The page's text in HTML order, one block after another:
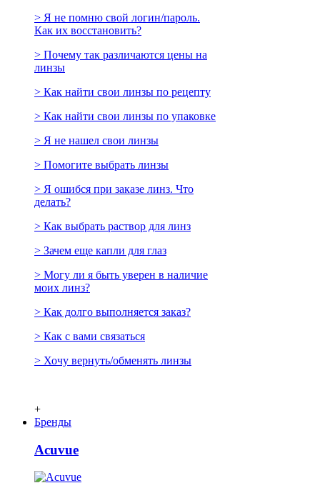
> Я не помню свой логин/пароль.
Как их восстановить?
> Почему так различаются цены на
линзы
> Как найти свои линзы по рецепту
> Как найти свои линзы по упаковке
> Я не нашел свои линзы
> Помогите выбрать линзы
> Я ошибся при заказе линз. Что
делать?
> Как выбрать раствор для линз
> Зачем еще капли для глаз
> Могу ли я быть уверен в наличие
моих линз?
> Как долго выполняется заказ?
> Как с вами связаться
> Хочу вернуть/обменять линзы
+
Бренды
Acuvue